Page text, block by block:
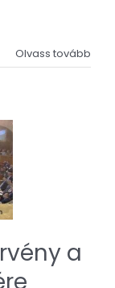
Olvass tovább
a